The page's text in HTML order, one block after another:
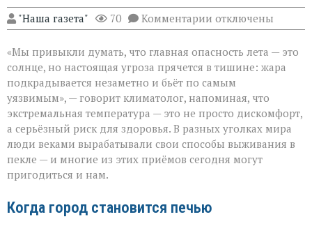
"Наша газета" 70 Комментарии к
записи
не
просит
разрешения — она
просто
приходит»
отключены
«Мы привыкли думать, что главная опасность лета — это
солнце, но настоящая угроза прячется в тишине: жара
подкрадывается незаметно и бьёт по самым
уязвимым», — говорит климатолог, напоминая, что
экстремальная температура — это не просто дискомфорт,
а серьёзный риск для здоровья. В разных уголках мира
люди веками вырабатывали свои способы выживания в
пекле — и многие из этих приёмов сегодня могут
пригодиться и нам.
Когда город становится печью